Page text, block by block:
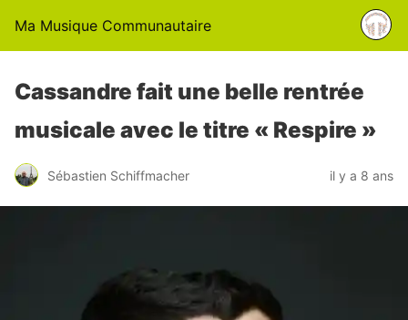
Ma Musique Communautaire
Cassandre fait une belle rentrée
musicale avec le titre « Respire »
Sébastien Schiffmacher il y a 8 ans